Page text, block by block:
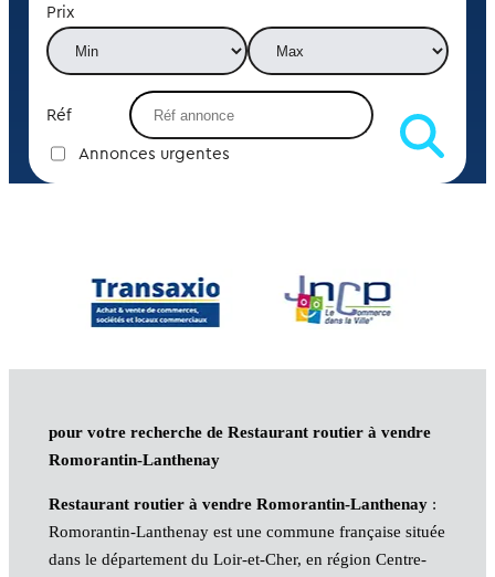
Prix
Réf
Annonces urgentes
pour votre recherche de Restaurant routier à vendre
Romorantin-Lanthenay
Restaurant routier à vendre Romorantin-Lanthenay:
Romorantin-Lanthenay est une commune française située
dans le département du Loir-et-Cher, en région Centre-